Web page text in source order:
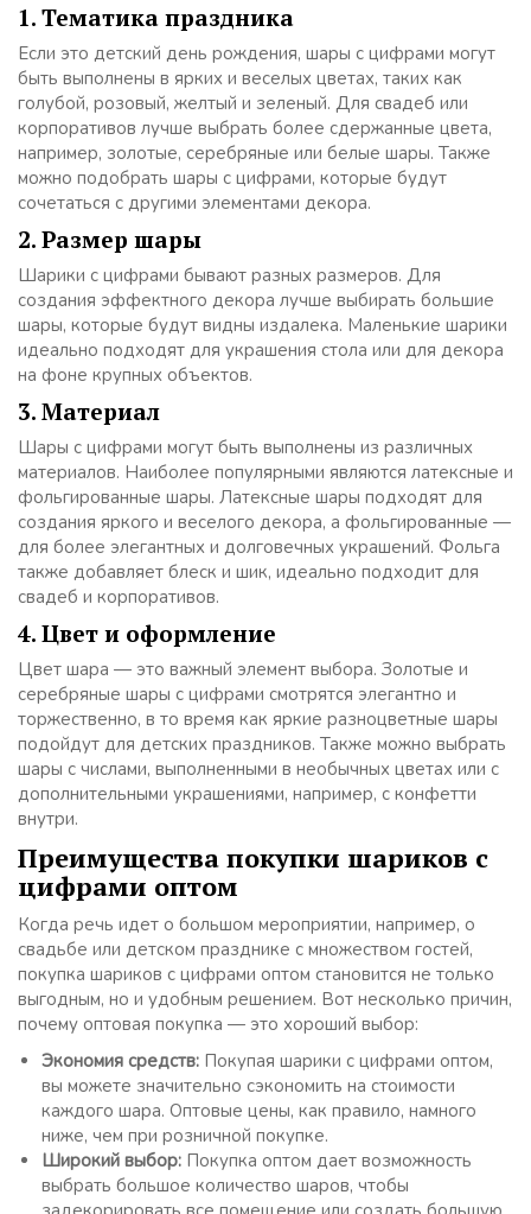
1. Тематика праздника
Если это детский день рождения, шары с цифрами могут
быть выполнены в ярких и веселых цветах, таких как
голубой, розовый, желтый и зеленый. Для свадеб или
корпоративов лучше выбрать более сдержанные цвета,
например, золотые, серебряные или белые шары. Также
можно подобрать шары с цифрами, которые будут
сочетаться с другими элементами декора.
2. Размер шары
Шарики с цифрами бывают разных размеров. Для
создания эффектного декора лучше выбирать большие
шары, которые будут видны издалека. Маленькие шарики
идеально подходят для украшения стола или для декора
на фоне крупных объектов.
3. Материал
Шары с цифрами могут быть выполнены из различных
материалов. Наиболее популярными являются латексные и
фольгированные шары. Латексные шары подходят для
создания яркого и веселого декора, а фольгированные —
для более элегантных и долговечных украшений. Фольга
также добавляет блеск и шик, идеально подходит для
свадеб и корпоративов.
4. Цвет и оформление
Цвет шара — это важный элемент выбора. Золотые и
серебряные шары с цифрами смотрятся элегантно и
торжественно, в то время как яркие разноцветные шары
подойдут для детских праздников. Также можно выбрать
шары с числами, выполненными в необычных цветах или с
дополнительными украшениями, например, с конфетти
внутри.
Преимущества покупки шариков с
цифрами оптом
Когда речь идет о большом мероприятии, например, о
свадьбе или детском празднике с множеством гостей,
покупка шариков с цифрами оптом становится не только
выгодным, но и удобным решением. Вот несколько причин,
почему оптовая покупка — это хороший выбор:
Экономия средств: Покупая шарики с цифрами оптом,
вы можете значительно сэкономить на стоимости
каждого шара. Оптовые цены, как правило, намного
ниже, чем при розничной покупке.
Широкий выбор: Покупка оптом дает возможность
выбрать большое количество шаров, чтобы